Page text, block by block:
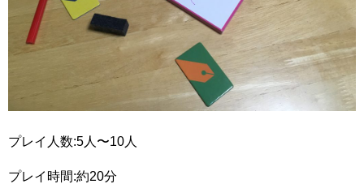
プレイ人数:5人〜10人
プレイ時間:約20分